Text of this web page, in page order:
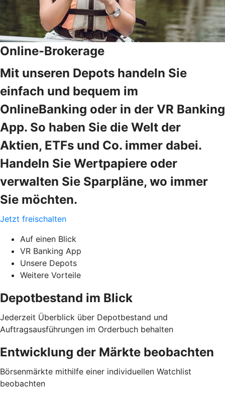
Online-Brokerage
Mit unseren Depots handeln Sie
einfach und bequem im
OnlineBanking oder in der VR Banking
App. So haben Sie die Welt der
Aktien, ETFs und Co. immer dabei.
Handeln Sie Wertpapiere oder
verwalten Sie Sparpläne, wo immer
Sie möchten.
Jetzt freischalten
Auf einen Blick
VR Banking App
Unsere Depots
Weitere Vorteile
Depotbestand im Blick
Jederzeit Überblick über Depotbestand und
Auftragsausführungen im Orderbuch behalten
Entwicklung der Märkte beobachten
Börsenmärkte mithilfe einer individuellen Watchlist
beobachten